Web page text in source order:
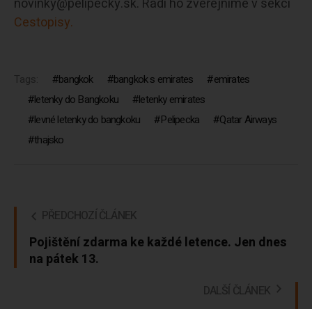
novinky@pelipecky.sk. Rádi ho zveřejníme v sekci
Cestopisy.
Tags: bangkok bangkok s emirates
emirates
letenky do Bangkoku
letenky emirates
levné letenky do bangkoku
Pelipecka
Qatar Airways
thajsko
PŘEDCHOZÍ ČLÁNEK
Pojištění zdarma ke každé letence. Jen dnes
na pátek 13.
DALŠÍ ČLÁNEK